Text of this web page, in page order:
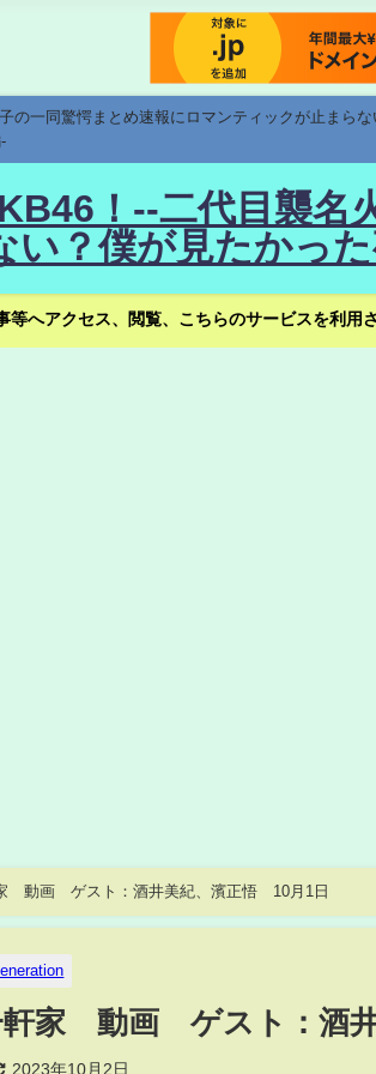
の一同驚愕まとめ速報にロマンティックが止まら
！--二代目襲名
い？僕が見たかっ
等へアクセス、閲覧、こちらのサービスを利
動画 ゲスト：酒井美紀、濱正悟 10月1日
軒家 動画 ゲスト：酒
2023年10月2日